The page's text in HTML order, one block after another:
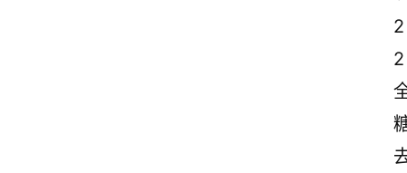
2
2